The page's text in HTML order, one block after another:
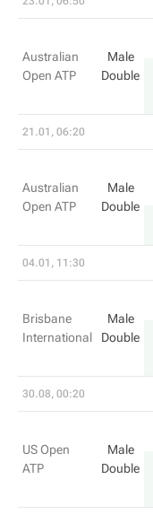
Australian
Open ATP
Male
Double
21.01, 06:20
Australian
Open ATP
Male
Double
04.01, 11:30
Brisbane
International
Male
Double
30.08, 00:20
US Open
ATP
Male
Double